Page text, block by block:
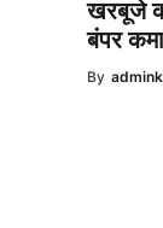
खरबूजे
बंपर
By